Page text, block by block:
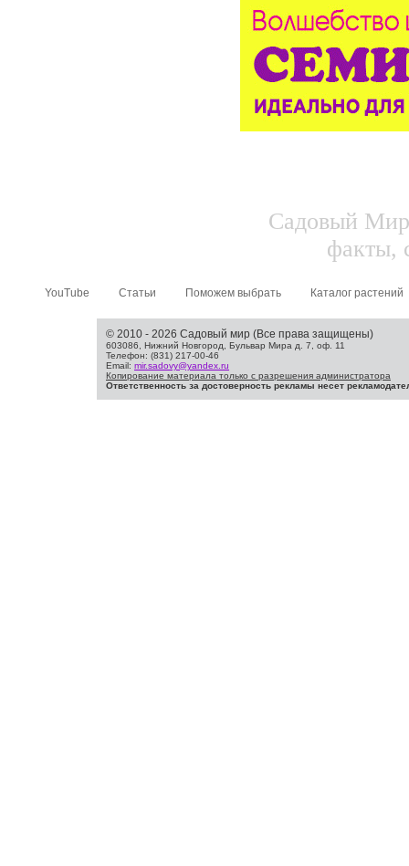
Садовый
факты,
YouTube Статьи Поможем выбрать Каталог растений
© 2010 - 2026 Садовый мир (Все права защищены)
603086, Нижний Новгород, Бульвар Мира д. 7, оф. 11
Телефон: (831) 217-00-46
Email: mir.sadovy@yandex.ru
Копирование материала только с разрешения администратора
Ответственность за достоверность рекламы несет